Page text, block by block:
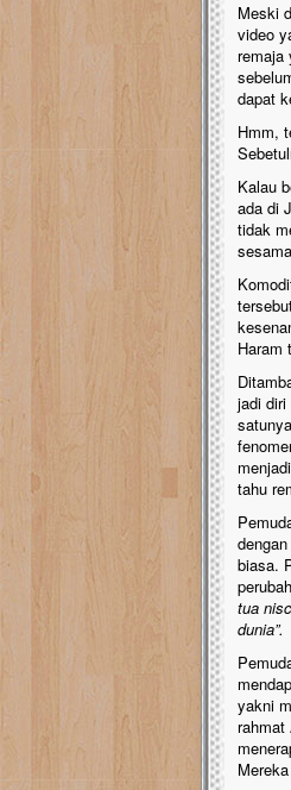
Meski
video
remaja
dapat
Hmm,
Kalau
ada di
tidak
Haram
jadi
tahu
biasa.
tua
dunia”.
yakni